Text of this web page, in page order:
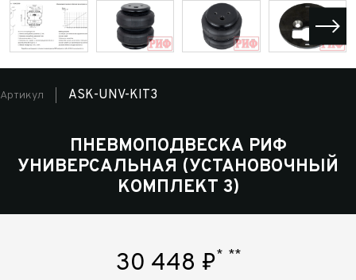
Артикул ASK-UNV-KIT3
ПНЕВМОПОДВЕСКА РИФ
УНИВЕРСАЛЬНАЯ (УСТАНОВОЧНЫЙ
КОМПЛЕКТ 3)
30 448 ₽* **